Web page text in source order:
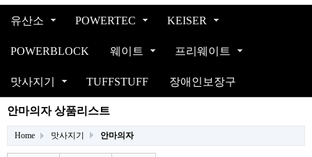
유산소 POWERTEC KEISER
POWERBLOCK 웨이트 프리웨이트
맛사지기 TUFFSTUFF 장애인보장구
안마의자 상품리스트
Home 맛사지기 안마의자